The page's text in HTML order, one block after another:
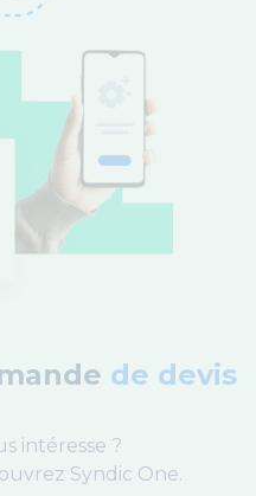
de devis
intéresse ?
Syndic One.